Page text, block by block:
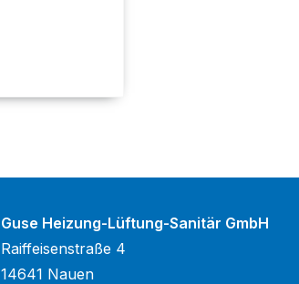
Guse Heizung-Lüftung-Sanitär GmbH
Raiffeisenstraße 4
14641 Nauen